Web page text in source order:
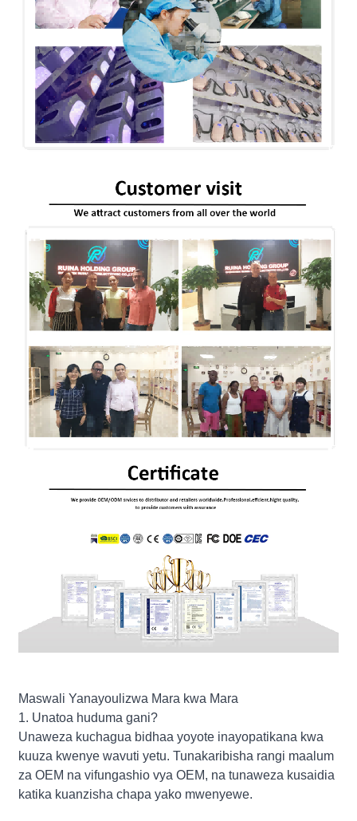
Maswali Yanayoulizwa Mara kwa Mara
1. Unatoa huduma gani?
Unaweza kuchagua bidhaa yoyote inayopatikana kwa
kuuza kwenye wavuti yetu. Tunakaribisha rangi maalum
za OEM na vifungashio vya OEM, na tunaweza kusaidia
katika kuanzisha chapa yako mwenyewe.